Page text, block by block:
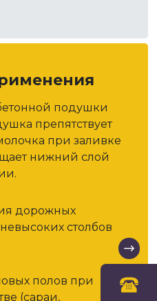
подушки
препятствует
при заливке
нижний слой
дорожных
столбов
полов при
(сараи,